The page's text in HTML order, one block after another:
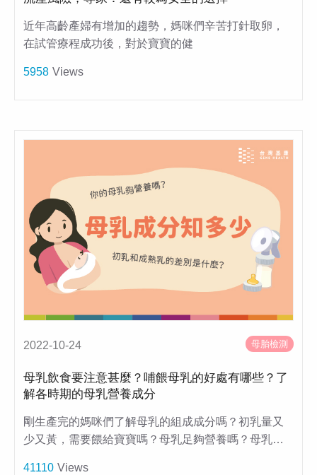
近年高齡產婦有增加的趨勢，媽咪們辛苦打針取卵，
在試管療程成功後，對於寶寶的健
5958 Views
2022-10-24 母胎檢測
母乳飲食要注意甚麼？哺餵母乳的好處有哪些？了
解各時期的母乳營養成分
剛生產完的媽咪們了解母乳的組成成分嗎？初乳量又
少又黃，需要餵給寶寶嗎？母乳足夠營養嗎？母乳…
41110 Views